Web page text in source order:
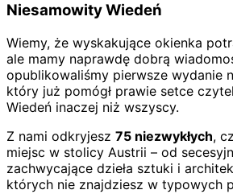
Niesamowity Wiedeń
Wiemy, że wyskakujące okienka
ale mamy naprawdę dobrą
opublikowaliśmy pierwsze wydanie
który już pomógł prawie setce
Wiedeń inaczej niż wszyscy.
Z nami odkryjesz 75 niezwykłych,
miejsc w stolicy Austrii – od
zachwycające dzieła sztuki i
których nie znajdziesz w typowych